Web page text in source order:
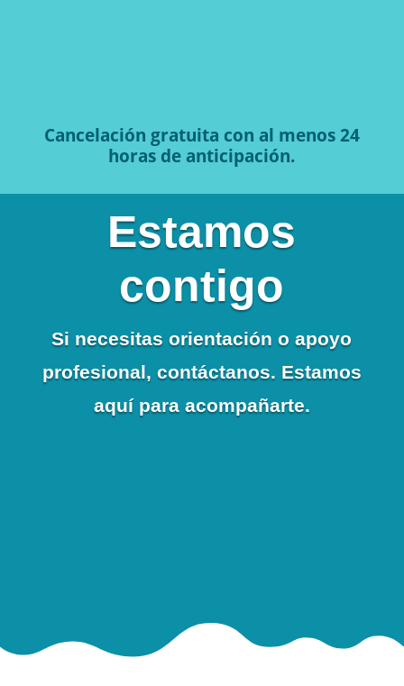
Cancelación gratuita con al menos 24
horas de anticipación.
Estamos
contigo
Si necesitas orientación o apoyo
profesional, contáctanos. Estamos
aquí para acompañarte.